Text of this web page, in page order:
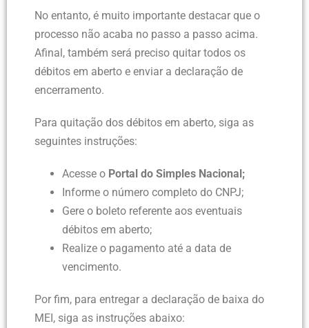
No entanto, é muito importante destacar que o
processo não acaba no passo a passo acima.
Afinal, também será preciso quitar todos os
débitos em aberto e enviar a declaração de
encerramento.
Para quitação dos débitos em aberto, siga as
seguintes instruções:
Acesse o Portal do Simples Nacional ;
Informe o número completo do CNPJ;
Gere o boleto referente aos eventuais
débitos em aberto;
Realize o pagamento até a data de
vencimento.
Por fim, para entregar a declaração de baixa do
MEI, siga as instruções abaixo: